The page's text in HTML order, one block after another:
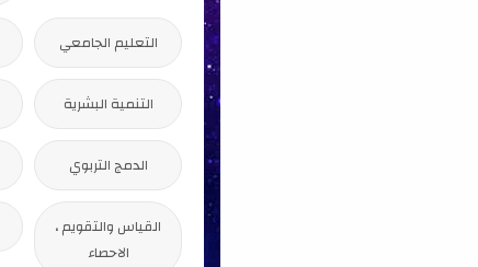
التعليم الجامعي
التنمية البشرية
الدمج التربوي
القياس والتقويم ،
الاحصاء